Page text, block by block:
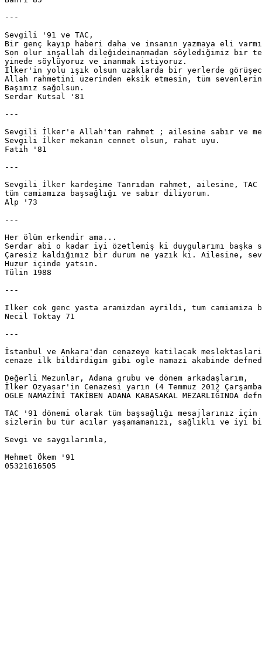
---
Sevgili '91 ve TAC,
Bir genç kayıp haberi daha ve insanın yazmaya eli
Son olur inşallah dileğideinanmadan söylediğimiz
yinede söylüyoruz ve inanmak istiyoruz.
İlker'in yolu ışık olsun uzaklarda bir yerlerde
Allah rahmetini üzerinden eksik etmesin, tüm
Başımız sağolsun.
Serdar Kutsal '81
---
Sevgili İlker'e Allah'tan rahmet ; ailesine sabır ve
Sevgili İlker mekanın cennet olsun, rahat uyu.
Fatih '81
---
Sevgili İlker kardeşime Tanrıdan rahmet, ailesine, TAC
tüm camiamıza başsağlığı ve sabır diliyorum.
Alp '73
---
Her ölüm erkendir ama...
Serdar abi o kadar iyi özetlemiş ki duygularımı başka
Çaresiz kaldığımız bir durum ne yazık ki. Ailesine,
Huzur içinde yatsın.
Tülin 1988
---
Ilker cok genc yasta aramizdan ayrildi, tum camiamiza
Necil Toktay 71
---
İstanbul ve Ankara'dan cenazeye katilacak
cenaze ilk bildirdigim gibi ogle namazi akabinde
Değerli Mezunlar, Adana grubu ve dönem arkadaşlarım,
İlker Ozyasar'in Cenazesi yarın (4 Temmuz 2012
OGLE NAMAZİNİ TAKİBEN ADANA KABASAKAL
TAC '91 dönemi olarak tüm başsağlığı mesajlarınız
sizlerin bu tür acılar yaşamamanızı, sağlıklı ve iyi
Sevgi ve saygılarımla,
Mehmet Ökem '91
05321616505